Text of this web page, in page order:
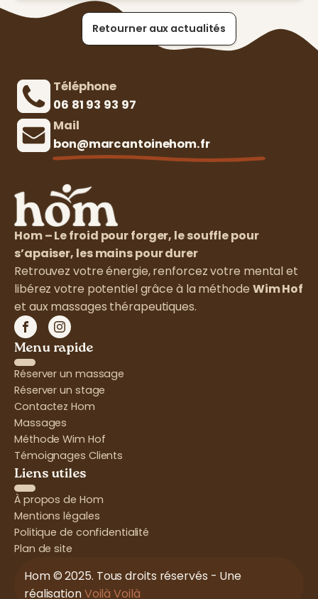
Retourner aux actualités
Téléphone
06 81 93 93 97‬
Mail
bon@marcantoinehom.fr
Hom – Le froid pour forger, le souffle pour
s’apaiser, les mains pour durer
Retrouvez votre énergie, renforcez votre mental et
libérez votre potentiel grâce à la méthode Wim Hof
et aux massages thérapeutiques.
Menu rapide
Réserver un massage
Réserver un stage
Contactez Hom
Massages
Méthode Wim Hof
Témoignages Clients
Liens utiles
À propos de Hom
Mentions légales
Politique de confidentialité
Plan de site
Hom © 2025. Tous droits réservés - Une
réalisationVoilà Voilà